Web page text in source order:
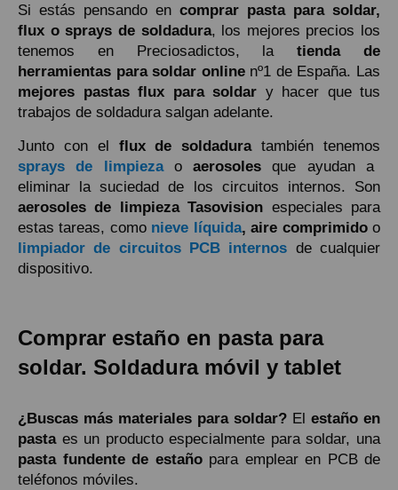
Si estás pensando en comprar pasta para soldar,
flux o sprays de soldadura, los mejores precios los
tenemos en Preciosadictos, latienda de
herramientas para soldar online nº1 de España. Las
mejores pastas flux para soldar y hacer que tus
trabajos de soldadura salgan adelante.
Junto con el flux de soldaduratambién tenemos
sprays de limpiezao aerosolesque ayudan a
eliminar la suciedad de los circuitos internos. Son
aerosoles de limpieza Tasovision especiales para
estas tareas, como nieve líquida, aire comprimidoo
limpiador de circuitos PCB internos de cualquier
dispositivo.
Comprar estaño en pasta para
soldar. Soldadura móvil y tablet
¿Buscas más materiales para soldar? El estaño en
pastaes un producto especialmente para soldar, una
pasta fundente de estañopara emplear en PCB de
teléfonos móviles.